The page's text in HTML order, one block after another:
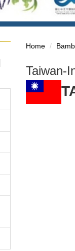
Home
Taiwan-